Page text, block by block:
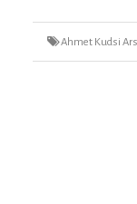
TagsAhmet Kudsi